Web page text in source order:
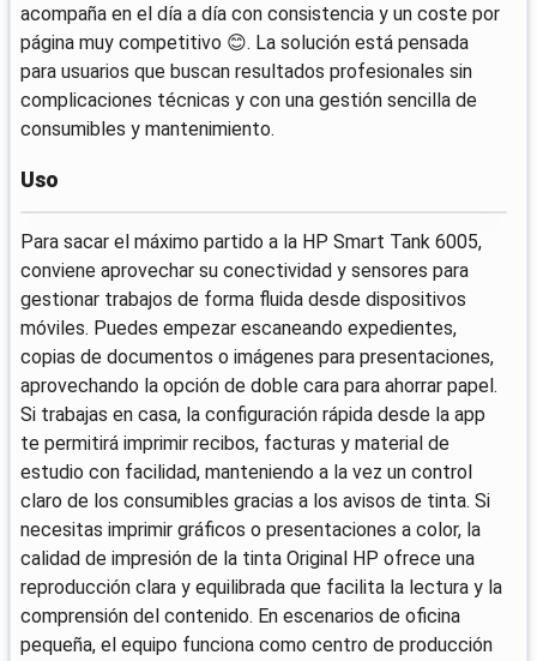
acompaña en el día a día con consistencia y un coste por
página muy competitivo 😊. La solución está pensada
para usuarios que buscan resultados profesionales sin
complicaciones técnicas y con una gestión sencilla de
consumibles y mantenimiento.
Uso
Para sacar el máximo partido a la HP Smart Tank 6005,
conviene aprovechar su conectividad y sensores para
gestionar trabajos de forma fluida desde dispositivos
móviles. Puedes empezar escaneando expedientes,
copias de documentos o imágenes para presentaciones,
aprovechando la opción de doble cara para ahorrar papel.
Si trabajas en casa, la configuración rápida desde la app
te permitirá imprimir recibos, facturas y material de
estudio con facilidad, manteniendo a la vez un control
claro de los consumibles gracias a los avisos de tinta. Si
necesitas imprimir gráficos o presentaciones a color, la
calidad de impresión de la tinta Original HP ofrece una
reproducción clara y equilibrada que facilita la lectura y la
comprensión del contenido. En escenarios de oficina
pequeña, el equipo funciona como centro de producción